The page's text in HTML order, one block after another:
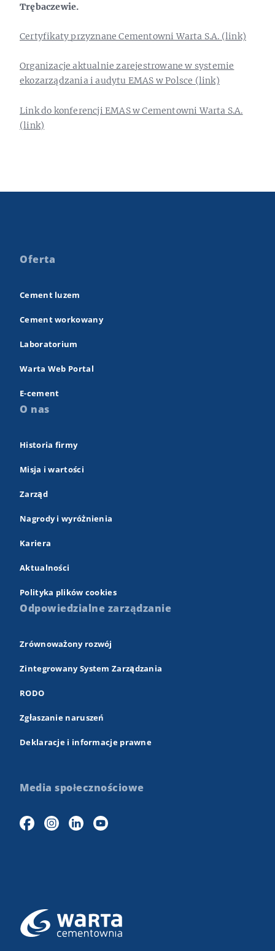
Trębaczewie.
Certyfikaty przyznane Cementowni Warta S.A. (link)
Organizacje aktualnie zarejestrowane w systemie
ekozarządzania i audytu EMAS w Polsce (link)
Link do konferencji EMAS w Cementowni Warta S.A.
(link)
Oferta
Cement luzem
Cement workowany
Laboratorium
Warta Web Portal
E-cement
O nas
Historia firmy
Misja i wartości
Zarząd
Nagrody i wyróżnienia
Kariera
Aktualności
Polityka plików cookies
Odpowiedzialne zarządzanie
Zrównoważony rozwój
Zintegrowany System Zarządzania
RODO
Zgłaszanie naruszeń
Deklaracje i informacje prawne
Media społecznościowe